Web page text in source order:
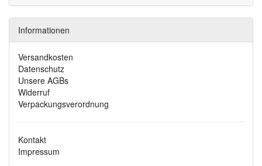
Informationen
Versandkosten
Datenschutz
Unsere AGBs
Widerruf
Verpackungsverordnung
Kontakt
Impressum